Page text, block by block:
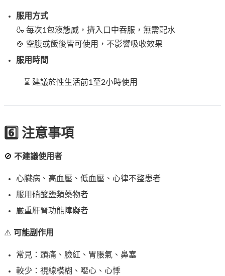
服用方式
🍶 每次1包液態威，擠入口中吞服，無需配水
🍲 空腹或飯後皆可使用，不影響吸收效果
服用時間
⌛ 建議於性生活前1至2小時使用
6️⃣ 注意事項
🚫 不建議使用者
心臟病、高血壓、低血壓、心律不整患者
服用硝酸鹽類藥物者
嚴重肝腎功能障礙者
⚠️ 可能副作用
常見：頭痛、臉紅、胃脹氣、鼻塞
較少：視線模糊、噁心、心悸